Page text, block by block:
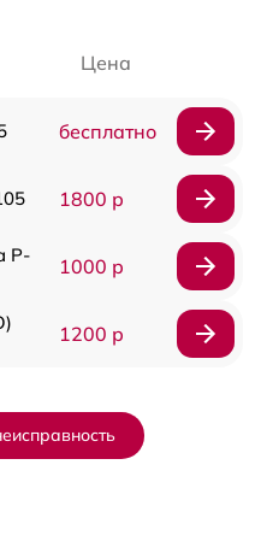
Цена
бесплатно
1800 р
P-
1000 р
1200 р